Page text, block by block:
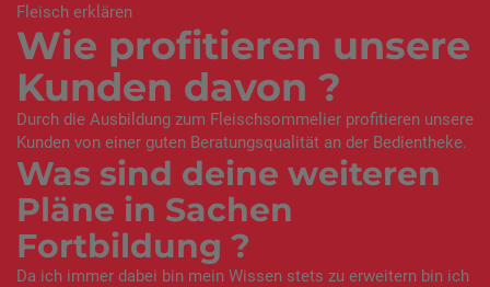
Fleisch erklären
Wie profitieren unsere
Kunden davon ?
Durch die Ausbildung zum Fleischsommelier profitieren unsere
Kunden von einer guten Beratungsqualität an der Bedientheke.
Was sind deine weiteren
Pläne in Sachen
Fortbildung ?
Da ich immer dabei bin mein Wissen stets zu erweitern bin ich